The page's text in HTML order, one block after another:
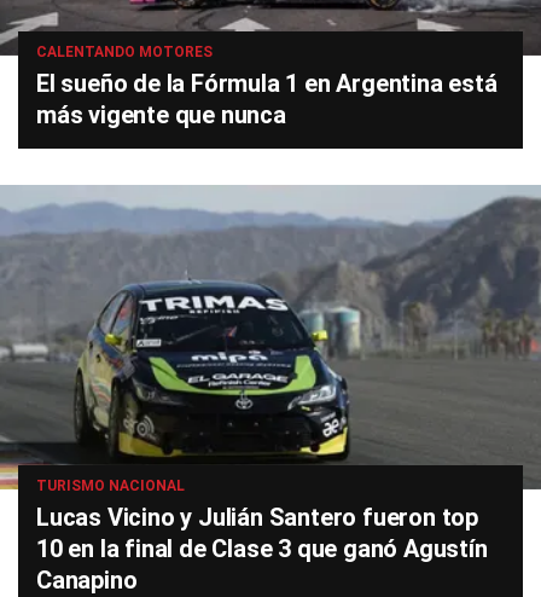
CALENTANDO MOTORES
El sueño de la Fórmula 1 en Argentina está
más vigente que nunca
TURISMO NACIONAL
Lucas Vicino y Julián Santero fueron top
10 en la final de Clase 3 que ganó Agustín
Canapino